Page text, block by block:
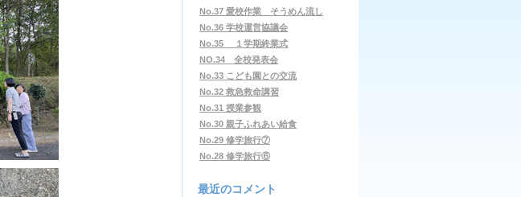
No.37 愛校作業 そうめん流し
No.36 学校運営協議会
No.35 １学期終業式
NO.34 全校発表会
No.33 こども園との交流
No.32 救急救命講習
No.31 授業参観
No.30 親子ふれあい給食
No.29 修学旅行⑦
No.28 修学旅行⑥
最近のコメント